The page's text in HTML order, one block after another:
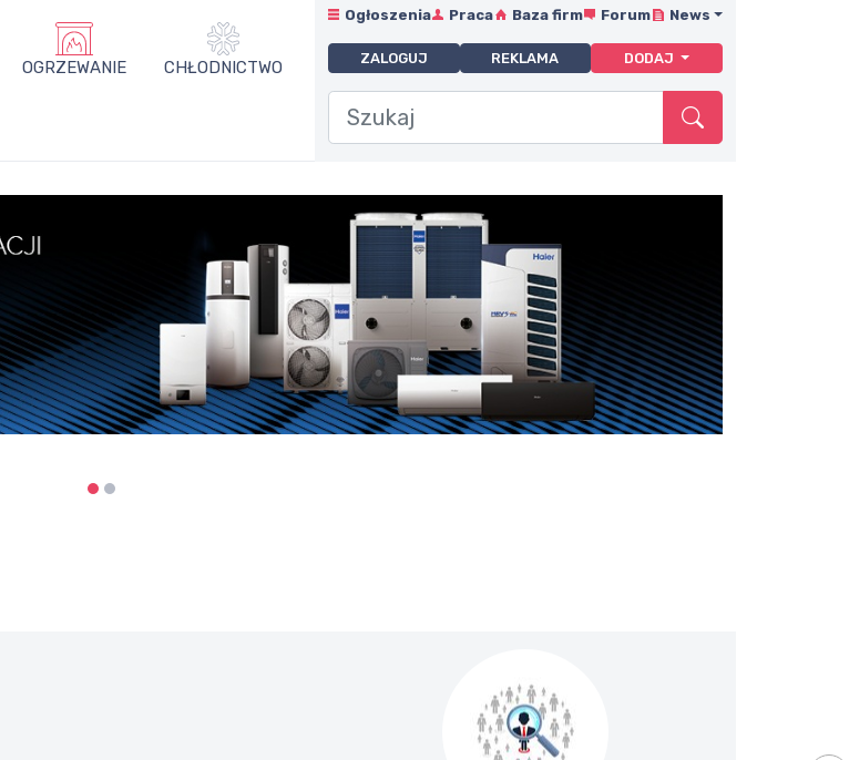
OGRZEWANIE CHŁODNICTWO
Ogłoszenia Praca Baza firm Forum News
ZALOGUJ REKLAMA DODAJ